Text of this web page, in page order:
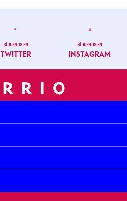
SÍGUENOS EN
TWITTER
SÍGUENOS EN
INSTAGRAM